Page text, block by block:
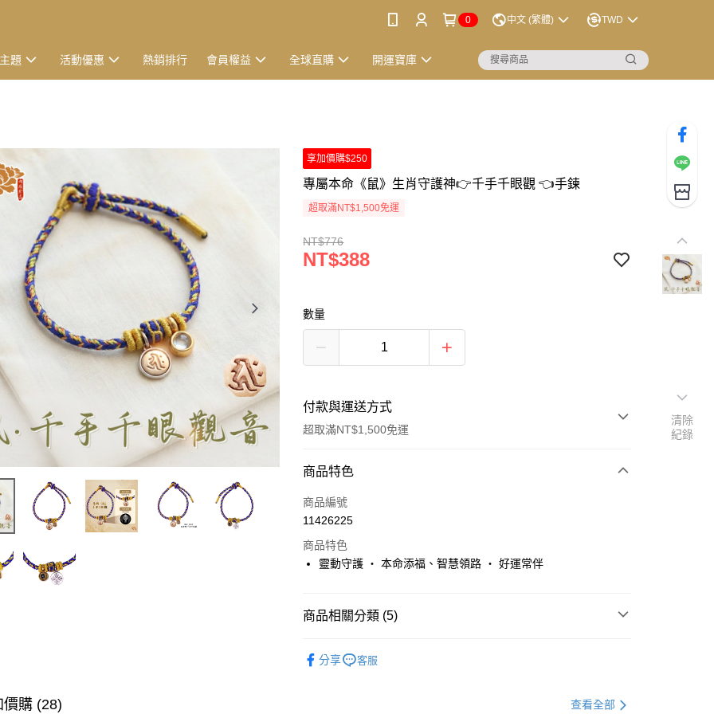
0 中文 (繁體) TWD
題 活動優惠 熱銷排行 會員權益 全球直購 開運寶庫
享加價購$250
專屬本命《鼠》生肖守護神👉千手千眼觀 👈手鍊
超取滿NT$1,500免運
NT$776
NT$388
數量
付款與運送方式
超取滿NT$1,500免運
付款方式
信用卡一次付款
Apple Pay
悠遊付
商品特色
商品編號
11426225
商品特色
靈動守護 ・ 本命添福、智慧領路 ・ 好運常伴
商品相關分類 (5)
分享 客服
價購 (28) 查看全部
清除
紀錄